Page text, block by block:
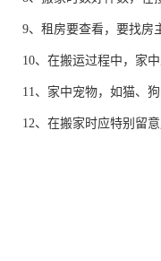
9、租房要查看，要找房
10、在搬运过程中，家
11、家中宠物，如猫、
12、在搬家时应特别留